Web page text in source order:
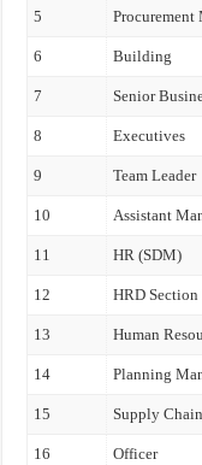
5 Procurement
6 Building
7 Senior
8 Executives
9 Team Leader
10 Assistant
11 HR (SDM)
12 HRD Section
13 Human
14 Planning
15 Supply Chain
16 Officer